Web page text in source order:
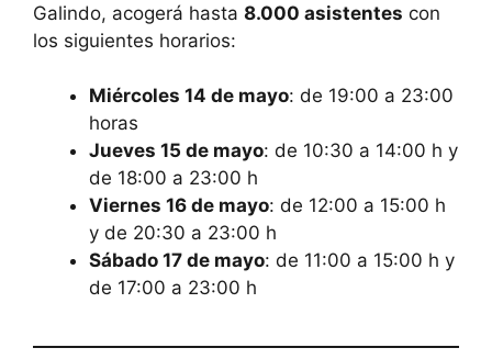
Galindo, acogerá hasta 8.000 asistentes con
los siguientes horarios:
Miércoles 14 de mayo: de 19:00 a 23:00
horas
Jueves 15 de mayo: de 10:30 a 14:00 h y
de 18:00 a 23:00 h
Viernes 16 de mayo: de 12:00 a 15:00 h
y de 20:30 a 23:00 h
Sábado 17 de mayo: de 11:00 a 15:00 h y
de 17:00 a 23:00 h